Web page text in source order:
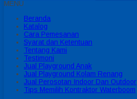
MENU
Beranda
Katalog
Cara Pemesanan
Syarat dan Ketentuan
Tentang Kami
Testimoni
Jual Playground Anak
Jual Playground Kolam Renang
Jual Perosotan Indoor Dan Outdoor
Tips Memilih Kontraktor Waterboom